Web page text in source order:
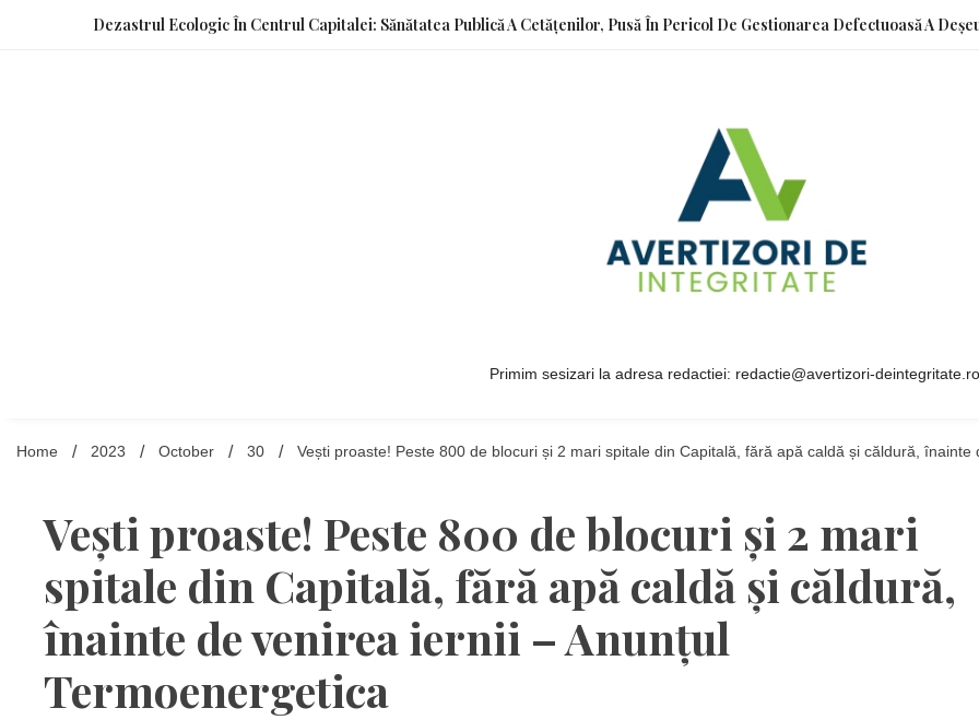
Dezastrul Ecologic În Centrul Capitalei: Sănătatea Publică A Cetățenilor, Pusă În Pericol De Gestionarea Defectuoasă A
Primim sesizari la adresa redactiei: redactie@avertizori-deintegritate.ro
Home 2023 October 30 Vești proaste! Peste 800 de blocuri și 2 mari spitale din Capitală, fără apă caldă și căldură,
Vești proaste! Peste 800 de blocuri și 2 mari
spitale din Capitală, fără apă caldă și căldură,
înainte de venirea iernii – Anunțul
Termoenergetica